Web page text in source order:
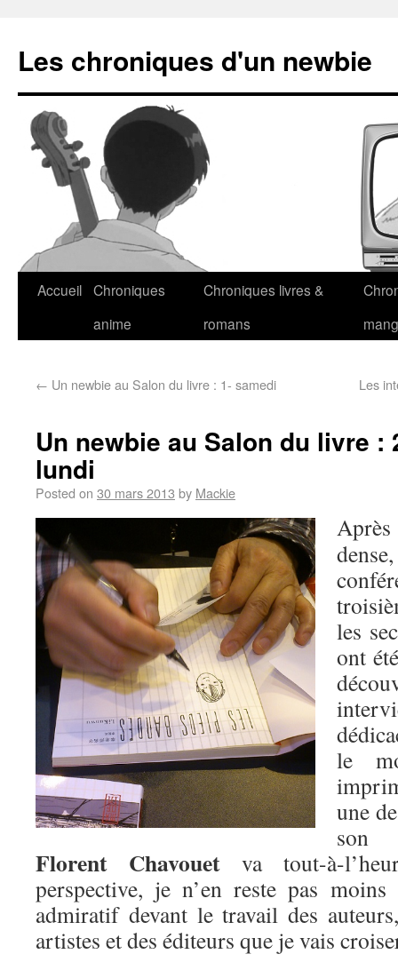
Les chroniques d'un newbie
Accueil Chroniques
anime
Chroniques livres &
romans
← Un newbie au Salon du livre : 1- samedi Les
Un newbie au Salon du livre :
lundi
Posted on 30 mars 2013 by Mackie
les
ont
le
une
son
Florent Chavouet va tout-à-
perspective, je n’en reste pas
admiratif devant le travail des
artistes et des éditeurs que je vais